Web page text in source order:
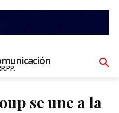
se une a la